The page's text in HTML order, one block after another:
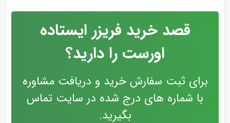
قصد خرید فریزر ایستاده
اورست را دارید؟
برای ثبت سفارش خرید و دریافت مشاوره
با شماره های درج شده در سایت تماس
بگیرید.